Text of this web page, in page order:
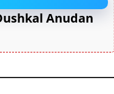
Dushkal Anudan